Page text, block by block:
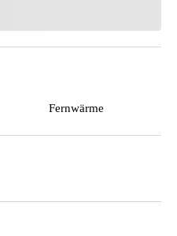
Fernwärme